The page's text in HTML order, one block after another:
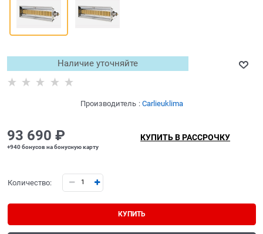
Наличие уточняйте
Производитель : Carlieuklima
93 690 ₽
+940 бонусов на бонусную карту
КУПИТЬ В РАССРОЧКУ
Количество:
КУПИТЬ